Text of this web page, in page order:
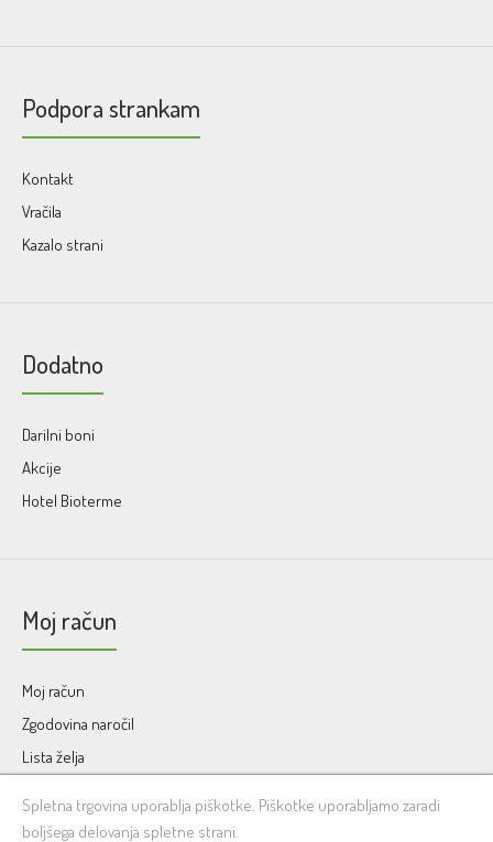
Spletna trgovina uporablja piškotke. Piškotke uporabljamo zaradi
boljšega delovanja spletne strani.
Podpora strankam
Kontakt
Vračila
Kazalo strani
Dodatno
Darilni boni
Akcije
Hotel Bioterme
Moj račun
Moj račun
Zgodovina naročil
Lista želja